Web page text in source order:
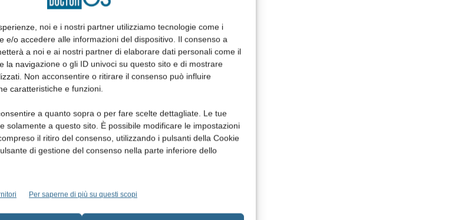
noi e i nostri partner utilizziamo tecnologie come i
e/o accedere alle informazioni del dispositivo. Il consenso a
a noi e ai nostri partner di elaborare dati personali come il
la navigazione o gli ID univoci su questo sito e di mostrare
Non acconsentire o ritirare il consenso può influire
caratteristiche e funzioni.
a quanto sopra o per fare scelte dettagliate. Le tue
solamente a questo sito. È possibile modificare le impostazioni
il ritiro del consenso, utilizzando i pulsanti della Cookie
di gestione del consenso nella parte inferiore dello
Per saperne di più su questi scopi